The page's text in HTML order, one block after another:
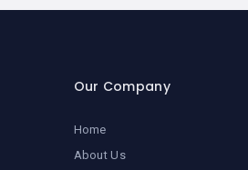
Our Company
Home
About Us